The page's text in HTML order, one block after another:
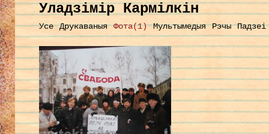
Уладзімір Кармілкін
Усе Друкаваныя Фота(1) Мультымедыя Рэчы Падзеі